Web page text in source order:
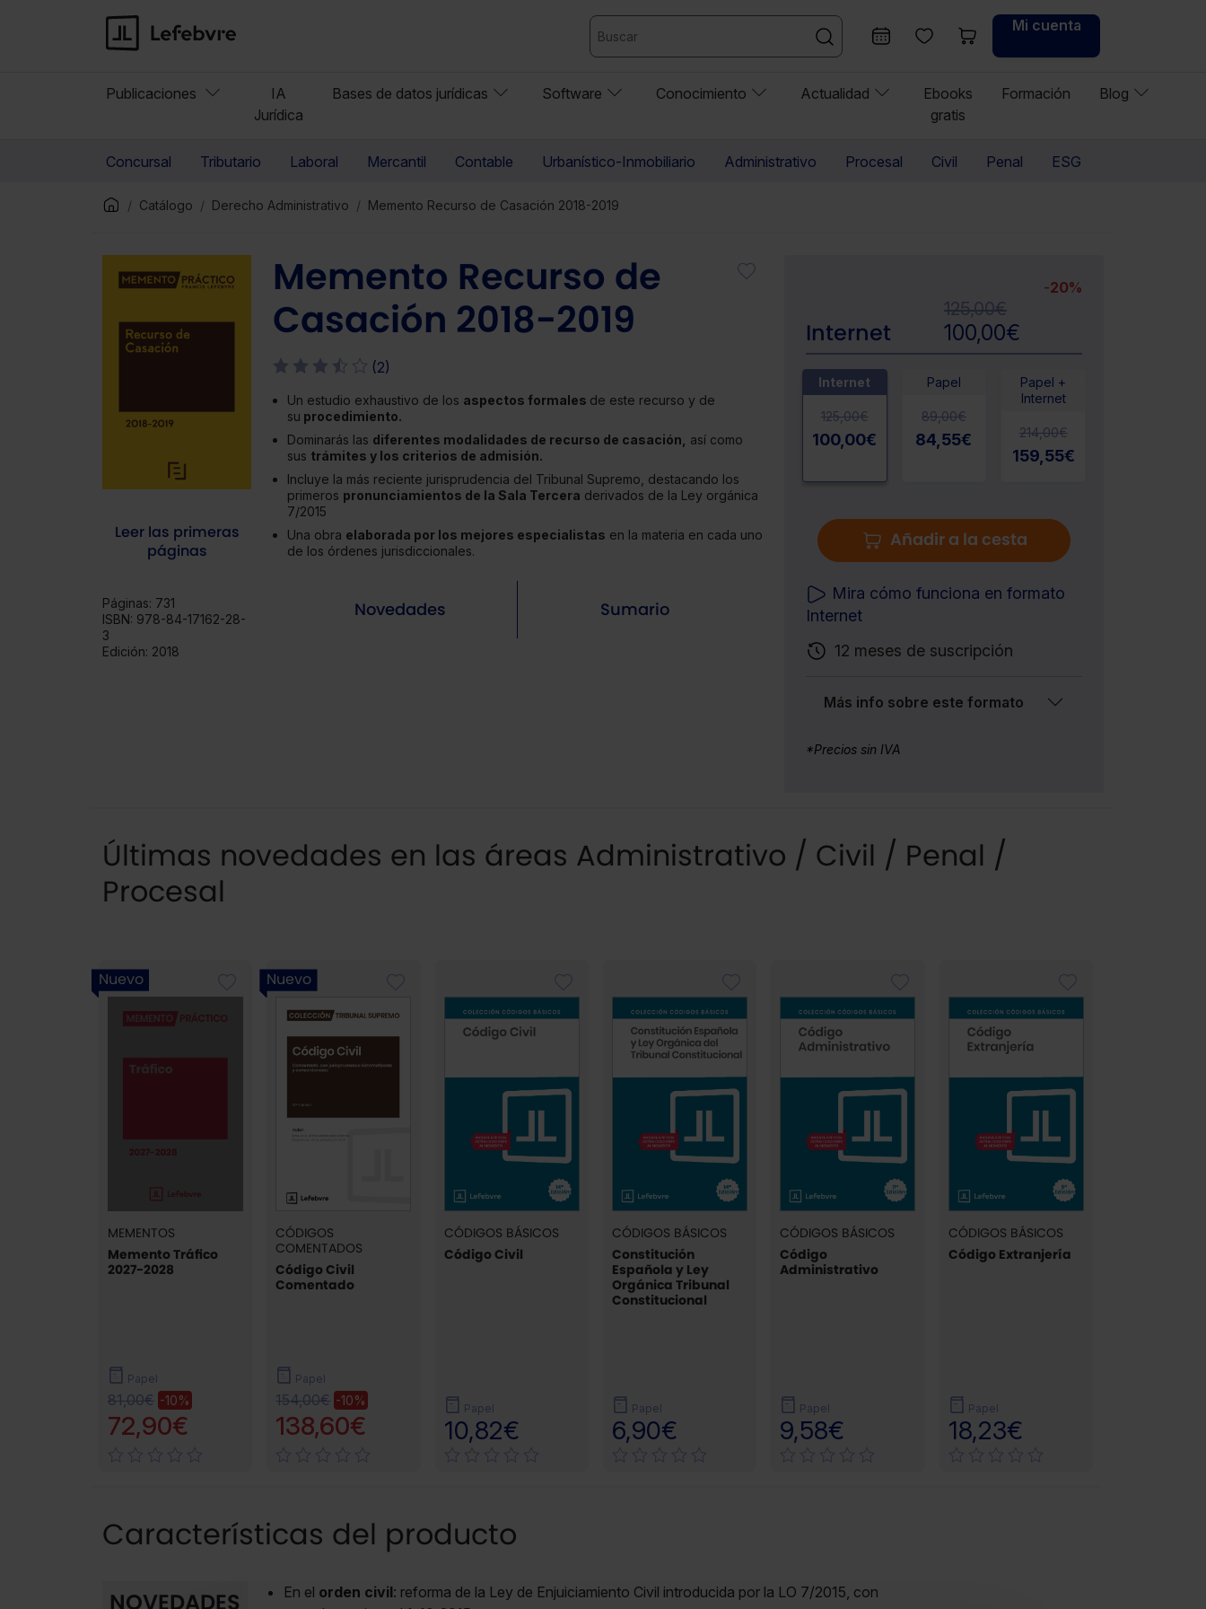
Mi cuenta
Publicaciones
IA
Jurídica
Bases de datos jurídicas Software Conocimiento Actualidad
Ebooks
gratis
Formación Blog
Concursal Tributario Laboral Mercantil Contable Urbanístico-Inmobiliario Administrativo Procesal Civil Penal ESG
Catálogo Derecho Administrativo Memento Recurso de Casación 2018-2019
Leer las primeras
páginas
Páginas: 731
ISBN: 978-84-17162-28-
3
Edición: 2018
Memento Recurso de
Casación 2018-2019
(2)
Un estudio exhaustivo de los aspectos formales de este recurso y de
su procedimiento.
Dominarás las diferentes modalidades de recurso de casación,
así como
sus trámites y los criterios de admisión.
Incluye la más reciente jurisprudencia del Tribunal Supremo, destacando los
primeros pronunciamientos de la Sala Tercera derivados de la Ley orgánica
7/2015
Una obra elaborada por los mejores especialistas en la materia en cada uno
de los órdenes jurisdiccionales.
Novedades Sumario
Internet
-20%
125,00€
100,00€
Internet
125,00€
100,00€
Papel
89,00€
84,55€
Papel +
Internet
214,00€
159,55€
Añadir a la cesta
Mira cómo funciona en formato
Internet
12 meses de suscripción
Más info sobre este formato
*Precios sin IVA
Últimas novedades en las áreas Administrativo / Civil / Penal /
Procesal
Nuevo
MEMENTOS
Memento Tráfico
2027-2028
Papel
81,00€ -10%
72,90€
Nuevo
CÓDIGOS
COMENTADOS
Código Civil
Comentado
Papel
154,00€ -10%
138,60€
CÓDIGOS BÁSICOS
Código Civil
Papel
10,82€
CÓDIGOS BÁSICOS
Constitución
Española y Ley
Orgánica Tribunal
Constitucional
Papel
6,90€
CÓDIGOS BÁSICOS
Código
Administrativo
Papel
9,58€
CÓDIGOS BÁSICOS
Código Extranjería
Papel
18,23€
Características del producto
NOVEDADES En el orden civil: reforma de la Ley de Enjuiciamiento Civil introducida por la LO 7/2015, con